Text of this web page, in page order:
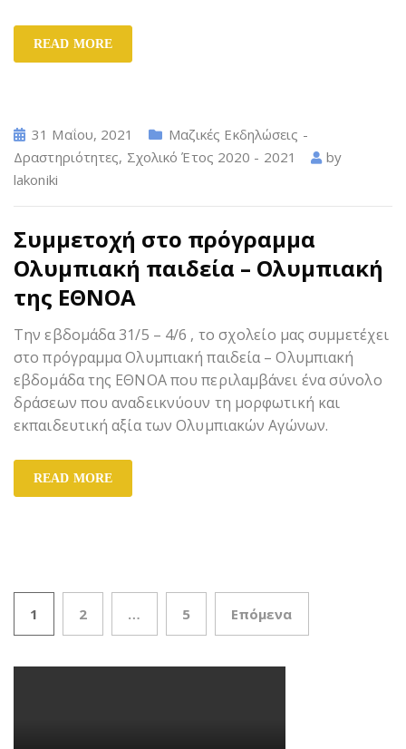
READ MORE
31 Μαΐου, 2021
Μαζικές Εκδηλώσεις -
Δραστηριότητες, Σχολικό Έτος 2020 - 2021
by
lakoniki
Συμμετοχή στο πρόγραμμα
Ολυμπιακή παιδεία – Ολυμπιακή
της ΕΘΝΟΑ
Την εβδομάδα 31/5 – 4/6 , το σχολείο μας συμμετέχει
στο πρόγραμμα Ολυμπιακή παιδεία – Ολυμπιακή
εβδομάδα της ΕΘΝΟΑ που περιλαμβάνει ένα σύνολο
δράσεων που αναδεικνύουν τη μορφωτική και
εκπαιδευτική αξία των Ολυμπιακών Αγώνων.
READ MORE
Πλοήγηση άρθρων
1 2 … 5 Επόμενα